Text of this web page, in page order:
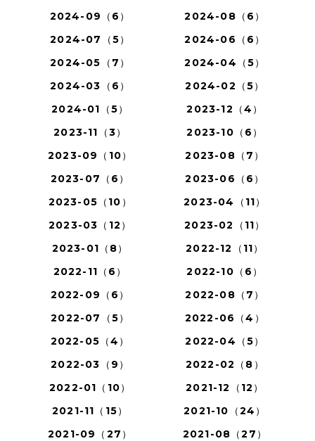
2024-09（6）
2024-08（6）
2024-07（5）
2024-06（6）
2024-05（7）
2024-04（5）
2024-03（6）
2024-02（5）
2024-01（5）
2023-12（4）
2023-11（3）
2023-10（6）
2023-09（10）
2023-08（7）
2023-07（6）
2023-06（6）
2023-05（10）
2023-04（11）
2023-03（12）
2023-02（11）
2023-01（8）
2022-12（11）
2022-11（6）
2022-10（6）
2022-09（6）
2022-08（7）
2022-07（5）
2022-06（4）
2022-05（4）
2022-04（5）
2022-03（9）
2022-02（8）
2022-01（10）
2021-12（12）
2021-11（15）
2021-10（24）
2021-09（27）
2021-08（27）